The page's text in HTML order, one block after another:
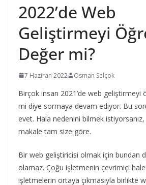
2022’de Web
Geliştirmeyi
Değer mi?
7 Haziran 2022 Osman Selçok
Birçok insan 2021’de web geliştirmeyi
mi diye sormaya devam ediyor. Bu
evet. Hala nedenini bilmek
makale tam size göre.
Bir web geliştiricisi olmak için bundan
olamaz. Çoğu işletmenin çevrimiçi
işletmelerin ortaya çıkmasıyla birlikte